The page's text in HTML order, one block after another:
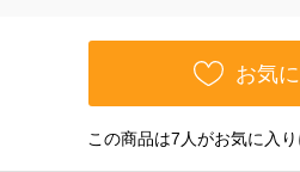
お気
この商品は7人がお気に入り